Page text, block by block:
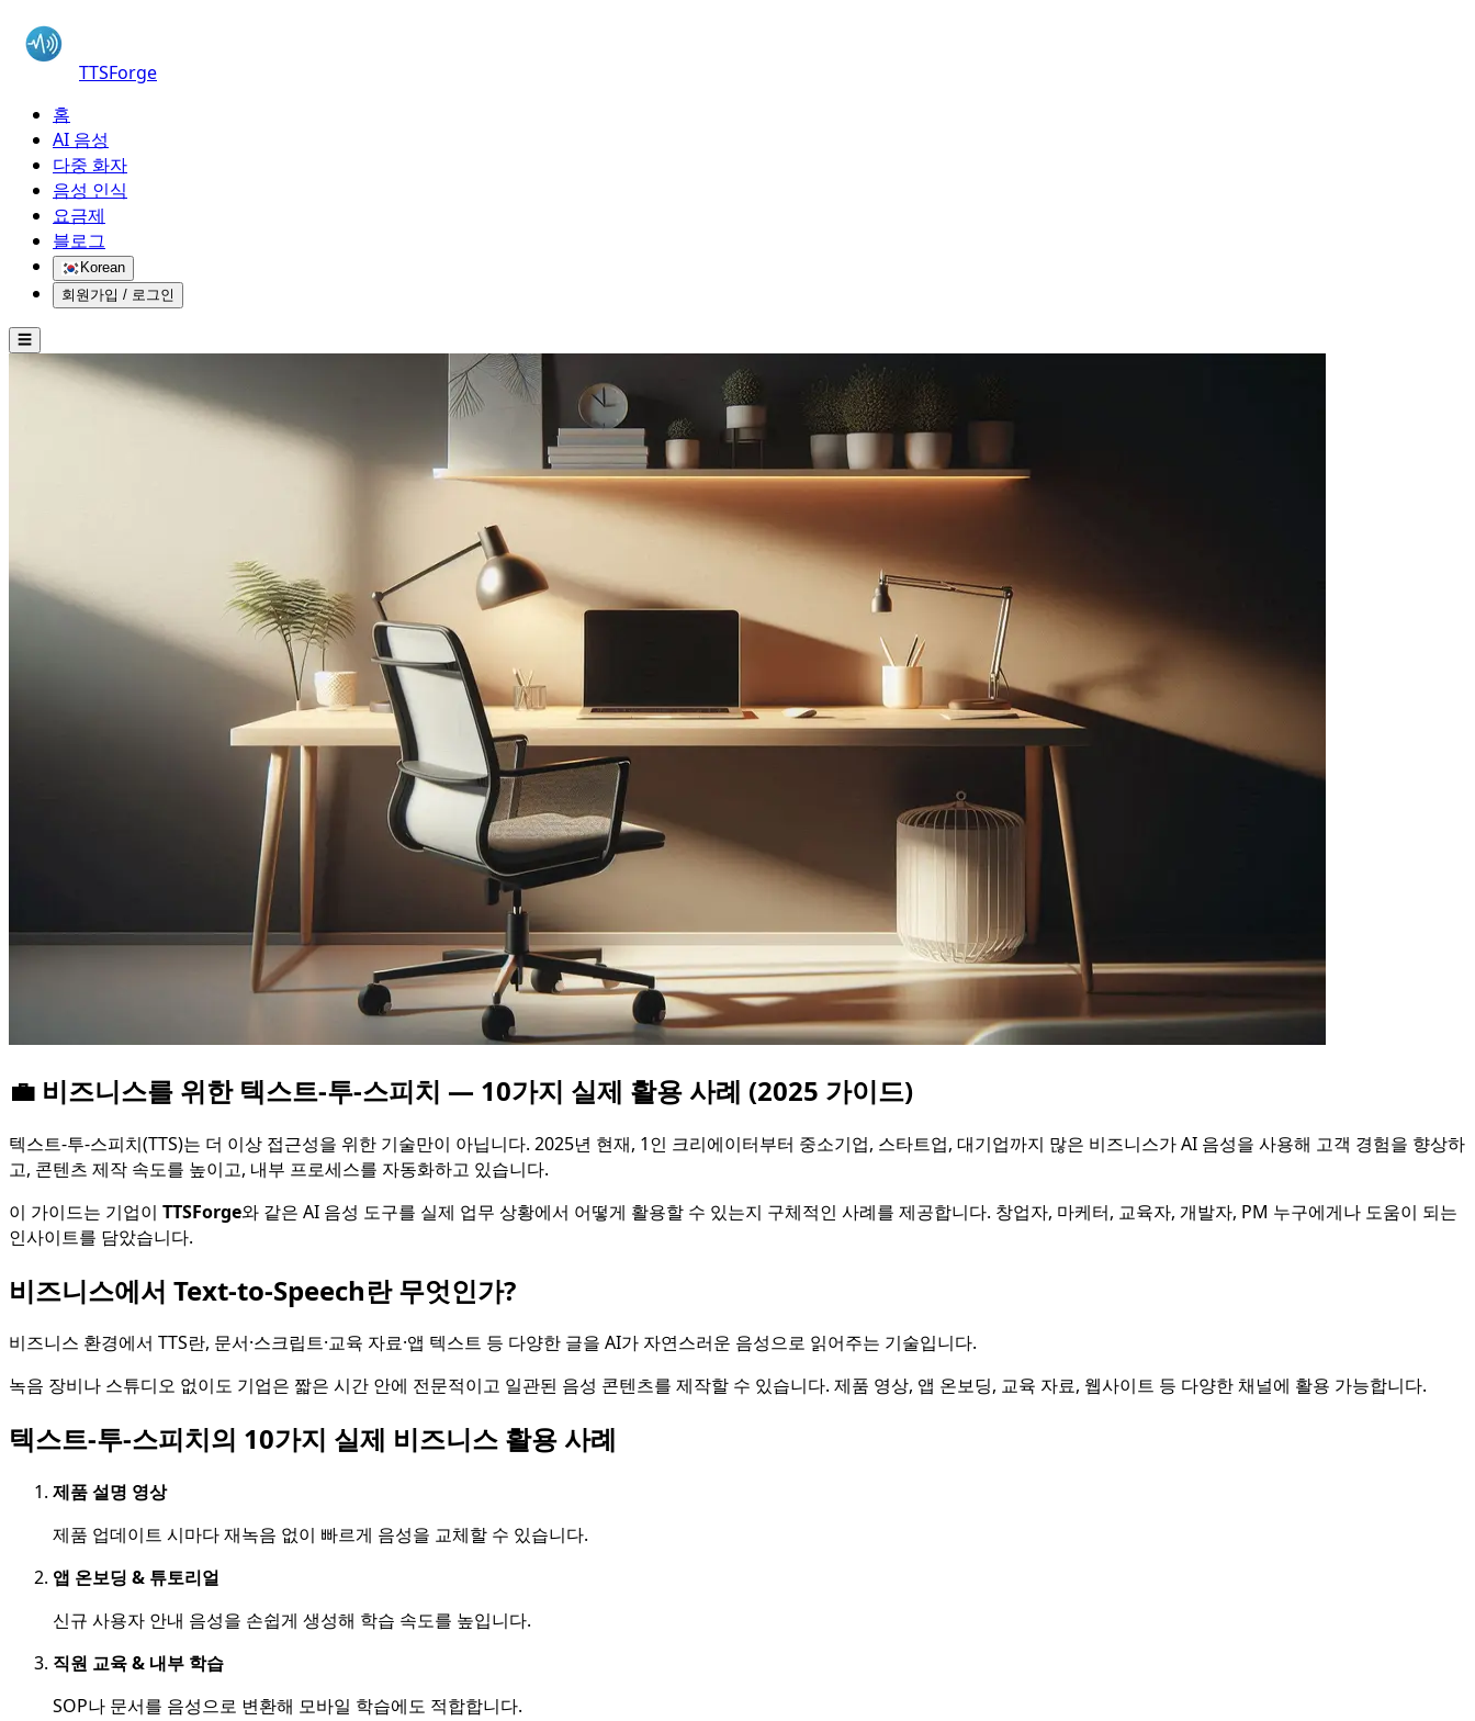
TTSForge
홈
AI 음성
다중 화자
음성 인식
요금제
블로그
Korean
회원가입 / 로그인
☰
💼 비즈니스를 위한 텍스트-투-스피치 — 10가지 실제 활용 사례 (2025 가이드)
텍스트-투-스피치(TTS)는 더 이상 접근성을 위한 기술만이 아닙니다. 2025년 현재, 1인 크리에이터부터 중소기업, 스타트업, 대기업까지 많은 비즈니스가 AI 음성을 사용해 고객 경험을 향상하
고, 콘텐츠 제작 속도를 높이고, 내부 프로세스를 자동화하고 있습니다.
이 가이드는 기업이 TTSForge와 같은 AI 음성 도구를 실제 업무 상황에서 어떻게 활용할 수 있는지 구체적인 사례를 제공합니다. 창업자, 마케터, 교육자, 개발자, PM 누구에게나 도움이 되는
인사이트를 담았습니다.
비즈니스에서 Text-to-Speech란 무엇인가?
비즈니스 환경에서 TTS란, 문서·스크립트·교육 자료·앱 텍스트 등 다양한 글을 AI가 자연스러운 음성으로 읽어주는 기술입니다.
녹음 장비나 스튜디오 없이도 기업은 짧은 시간 안에 전문적이고 일관된 음성 콘텐츠를 제작할 수 있습니다. 제품 영상, 앱 온보딩, 교육 자료, 웹사이트 등 다양한 채널에 활용 가능합니다.
텍스트-투-스피치의 10가지 실제 비즈니스 활용 사례
제품 설명 영상
제품 업데이트 시마다 재녹음 없이 빠르게 음성을 교체할 수 있습니다.
앱 온보딩 & 튜토리얼
신규 사용자 안내 음성을 손쉽게 생성해 학습 속도를 높입니다.
직원 교육 & 내부 학습
SOP나 문서를 음성으로 변환해 모바일 학습에도 적합합니다.